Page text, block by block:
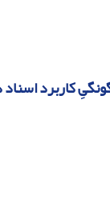
کاربرد اسناد